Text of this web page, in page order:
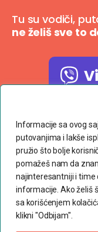
Informacije sa ovog
putovanjima i lakše
pružio što bolje
pomažeš nam da
najinteresantniji i time
informacije. Ako želiš
sa korišćenjem
klikni "Odbijam".
Tu su vodiči,
ne želiš sve to